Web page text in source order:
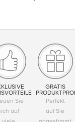
Sie
auf
GRATIS
Perfekt
auf Sie